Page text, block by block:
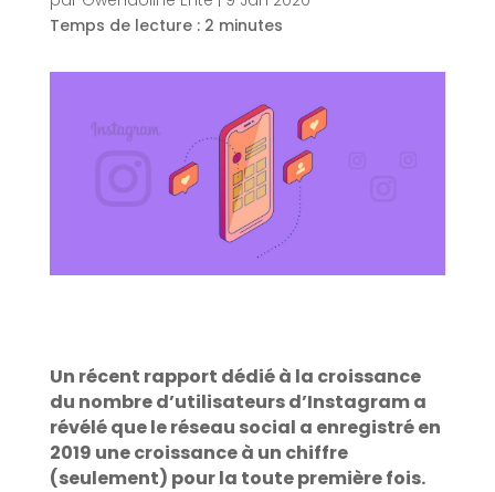
Temps de lecture : 2 minutes
Un récent rapport dédié à la croissance
du nombre d’utilisateurs d’Instagram a
révélé que le réseau social a enregistré en
2019 une croissance à un chiffre
(seulement) pour la toute première fois.